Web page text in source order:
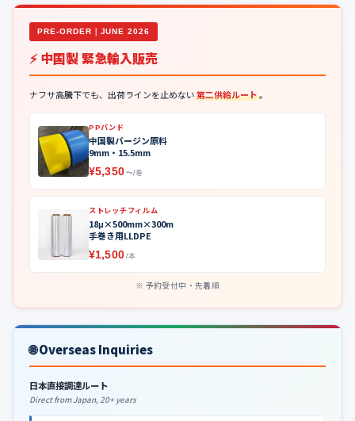
PRE-ORDER｜JUNE 2026
⚡ 中国製 緊急輸入販売
ナフサ高騰下でも、出荷ラインを止めない第二供給ルート。
PPバンド
中国製バージン原料
9mm・15.5mm
¥5,350 〜/巻
ストレッチフィルム
18μ×500mm×300m
手巻き用LLDPE
¥1,500 /本
予約受付中・先着順
🌐 Overseas Inquiries
日本直接調達ルート
Direct from Japan, 20+ years